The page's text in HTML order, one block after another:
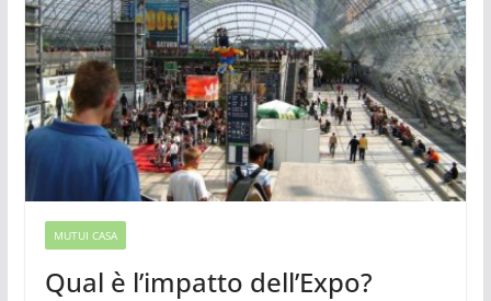
MUTUI CASA
Qual è l’impatto dell’Expo?